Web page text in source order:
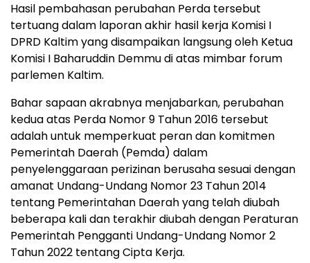
Hasil pembahasan perubahan Perda tersebut
tertuang dalam laporan akhir hasil kerja Komisi I
DPRD Kaltim yang disampaikan langsung oleh Ketua
Komisi I Baharuddin Demmu di atas mimbar forum
parlemen Kaltim.
Bahar sapaan akrabnya menjabarkan, perubahan
kedua atas Perda Nomor 9 Tahun 2016 tersebut
adalah untuk memperkuat peran dan komitmen
Pemerintah Daerah (Pemda) dalam
penyelenggaraan perizinan berusaha sesuai dengan
amanat Undang-Undang Nomor 23 Tahun 2014
tentang Pemerintahan Daerah yang telah diubah
beberapa kali dan terakhir diubah dengan Peraturan
Pemerintah Pengganti Undang-Undang Nomor 2
Tahun 2022 tentang Cipta Kerja.